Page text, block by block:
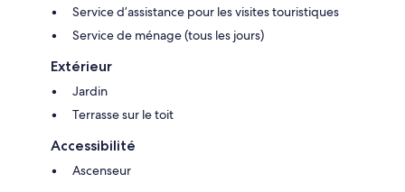
Service d’assistance pour les visites touristiques
Service de ménage (tous les jours)
Extérieur
Jardin
Terrasse sur le toit
Accessibilité
Ascenseur